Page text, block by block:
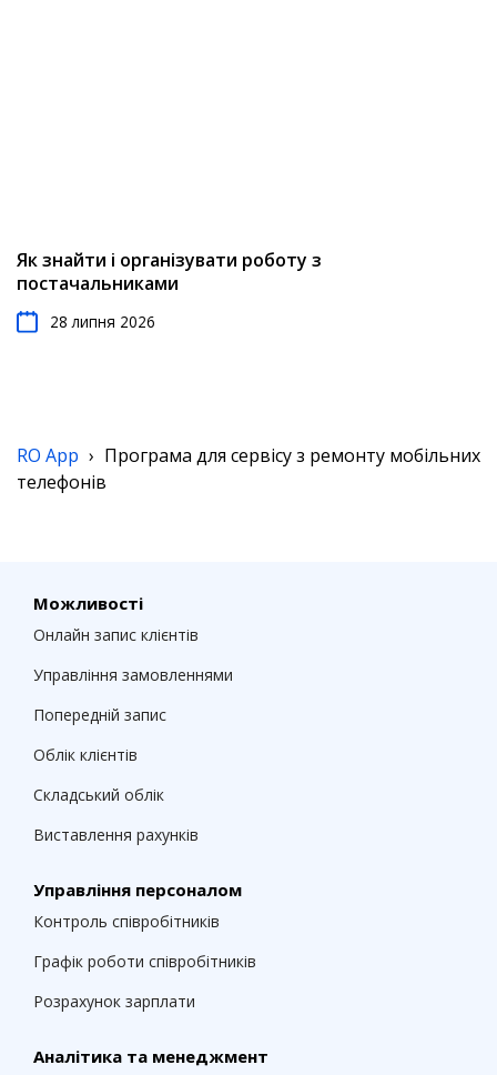
Як знайти і організувати роботу з
постачальниками
28 липня 2026
RO App › Програма для сервісу з ремонту мобільних
телефонів
Можливості
Онлайн запис клієнтів
Управління замовленнями
Попередній запис
Облік клієнтів
Складський облік
Виставлення рахунків
Управління персоналом
Контроль співробітників
Графік роботи співробітників
Розрахунок зарплати
Аналітика та менеджмент